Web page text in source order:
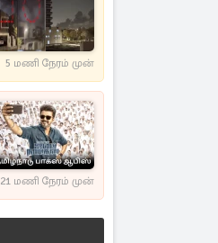
5 மணி நேரம் முன்
21 மணி நேரம் முன்